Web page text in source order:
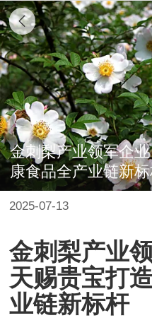
金刺梨产业领军企
康食品全产业链新
2025-07-13
金刺梨产业
天赐贵宝打
业链新标杆